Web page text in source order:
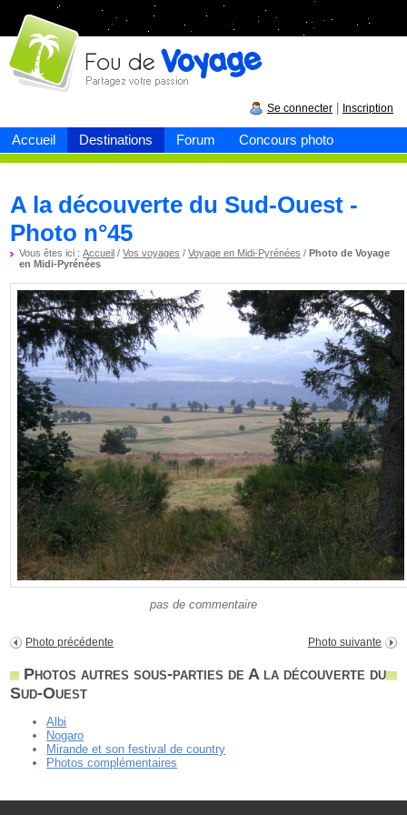
Accueil Destinations Forum Concours photo
Fou devoyage
Se connecter Inscription
A la découverte du Sud-Ouest -
Photo n°45
Vous êtes ici :Accueil /Vos voyages /Voyage en Midi-Pyrénées /Photo de Voyage
en Midi-Pyrénées
pas de commentaire
Photo précédente Photo suivante
Photos autres sous-parties de A la découverte du
Sud-Ouest
Albi
Nogaro
Mirande et son festival de country
Photos complémentaires